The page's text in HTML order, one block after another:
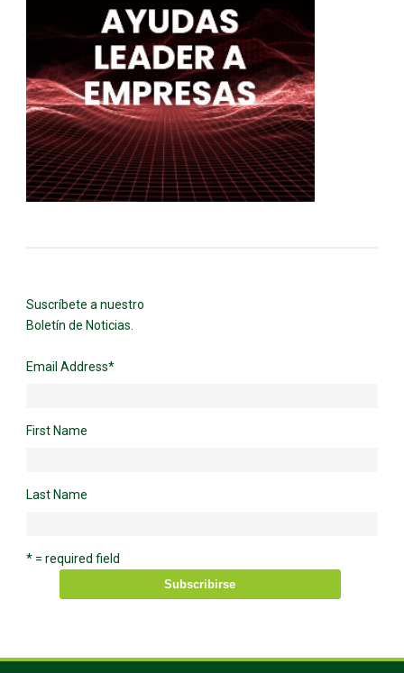
Suscríbete a nuestro
Boletín de Noticias.
Email Address*
First Name
Last Name
* = required field